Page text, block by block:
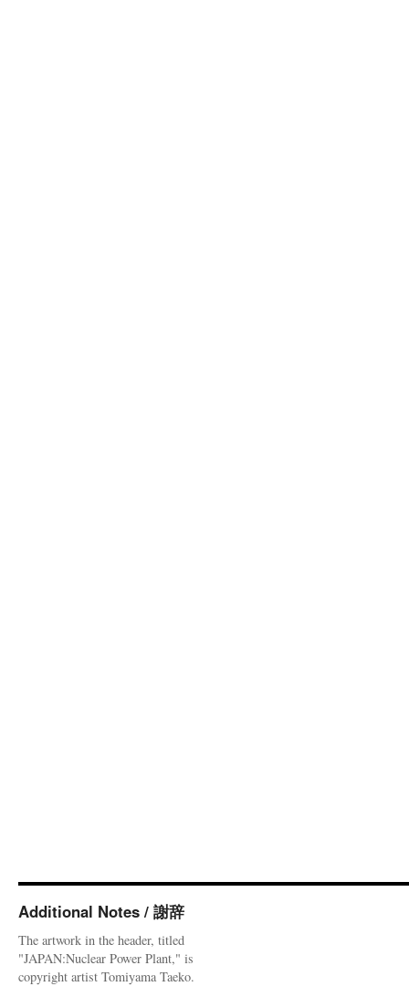
Additional Notes / 謝辞
The artwork in the header, titled
"JAPAN:Nuclear Power Plant," is
copyright artist Tomiyama Taeko.